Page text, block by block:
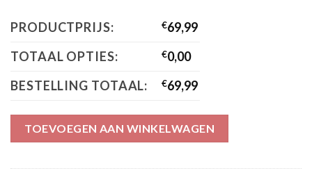
PRODUCTPRIJS: €69,99
TOTAAL OPTIES:
€0,00
BESTELLING TOTAAL:
€69,99
TOEVOEGEN AAN WINKELWAGEN